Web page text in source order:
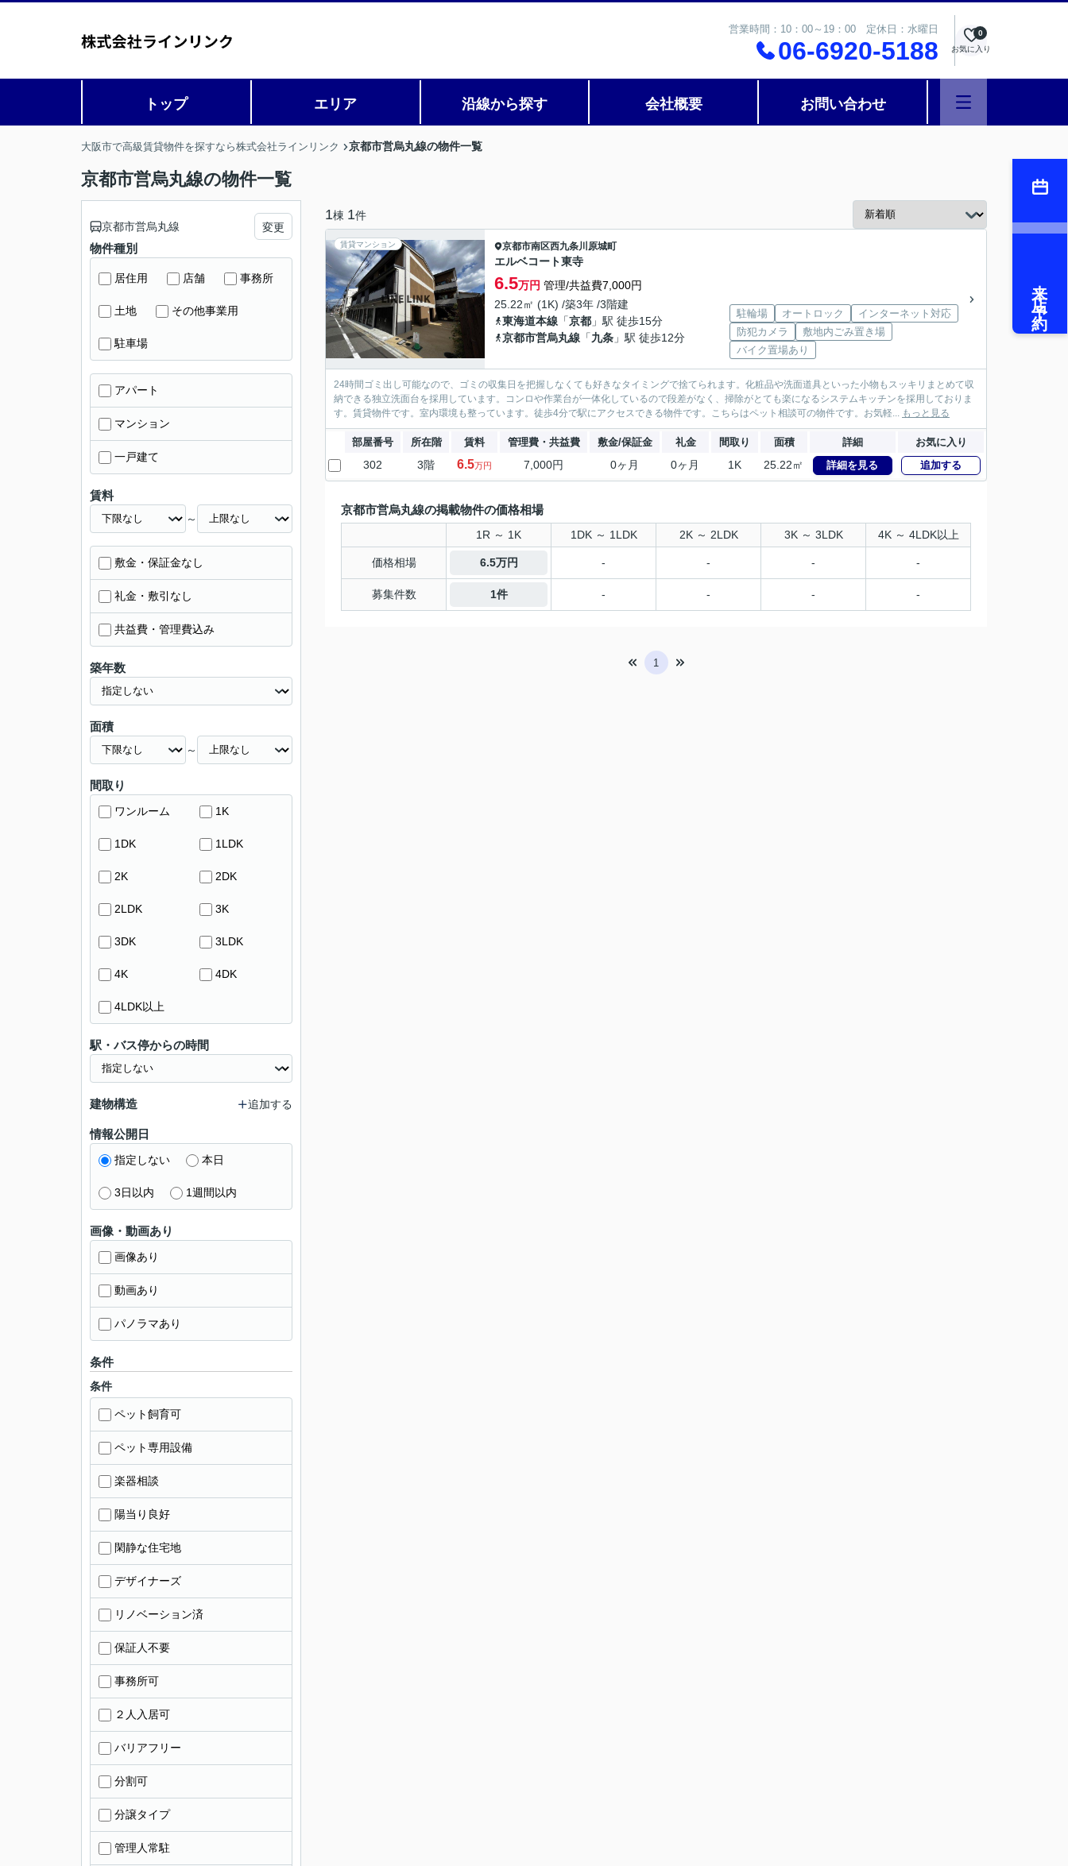
営業時間：10：00～19：00 定休日：水曜日
06-6920-5188 お気に入り
0
トップ エリア 沿線から探す 会社概要 お問い合わせ
大阪市で高級賃貸物件を探すなら株式会社ラインリンク 京都市営烏丸線の物件一覧
京都市営烏丸線の物件一覧
1棟 1件
賃貸マンション 京都市南区西九条川原城町
エルベコート東寺
6.5万円 管理/共益費7,000円
25.22㎡ (1K) /築3年 /3階建
東海道本線 「京都 」駅 徒歩15分
京都市営烏丸線 「九条 」駅 徒歩12分
駐輪場 オートロック
インターネット対応
防犯カメラ
敷地内ごみ置き場
バイク置場あり
24時間ゴミ出し可能なので、ゴミの収集日を把握しなくても好きなタイミングで捨てられます。化粧品や洗面道具といった小物もスッキリまとめて収
納できる独立洗面台を採用しています。コンロや作業台が一体化しているので段差がなく、掃除がとても楽になるシステムキッチンを採用しておりま
す。賃貸物件です。室内環境も整っています。徒歩4分で駅にアクセスできる物件です。こちらはペット相談可の物件です。お気軽... もっと見る
部屋番号 所在階 賃料 管理費・共益費 敷金/保証金 礼金 間取り 面積 詳細 お気に入り
302 3階 6.5万円 7,000円 0ヶ月 0ヶ月 1K 25.22㎡ 詳細を見る 追加する
京都市営烏丸線の掲載物件の価格相場
1R ～ 1K 1DK ～ 1LDK 2K ～ 2LDK 3K ～ 3LDK 4K ～ 4LDK以上
価格相場 6.5万円 - - - -
募集件数 1件 - - - -
1
京都市営烏丸線 変更
物件種別
居住用 店舗 事務所
土地 その他事業用
駐車場
アパート
マンション
一戸建て
賃料
～
敷金・保証金なし
礼金・敷引なし
共益費・管理費込み
築年数
面積
～
間取り
ワンルーム 1K
1DK 1LDK
2K 2DK
2LDK 3K
3DK 3LDK
4K 4DK
4LDK以上
駅・バス停からの時間
建物構造 追加する
情報公開日
指定しない 本日
3日以内 1週間以内
画像・動画あり
画像あり
動画あり
パノラマあり
条件
条件
ペット飼育可
ペット専用設備
楽器相談
陽当り良好
閑静な住宅地
デザイナーズ
リノベーション済
保証人不要
事務所可
２人入居可
バリアフリー
分割可
分譲タイプ
管理人常駐
来店予約